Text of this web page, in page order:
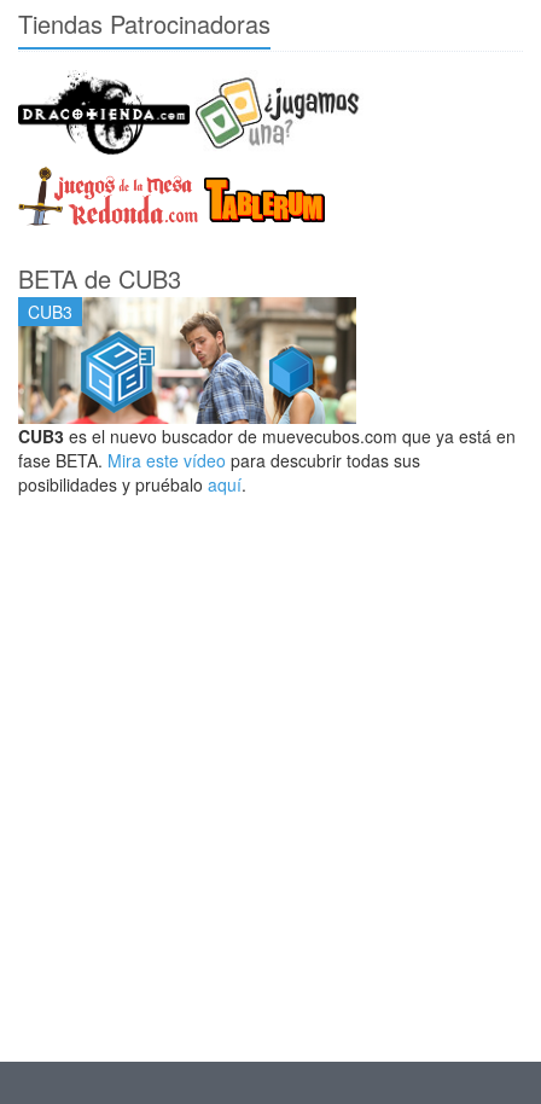
Tiendas Patrocinadoras
BETA de CUB3
CUB3
CUB3 es el nuevo buscador de muevecubos.com que ya está en
fase BETA. Mira este vídeo para descubrir todas sus
posibilidades y pruébalo aquí.